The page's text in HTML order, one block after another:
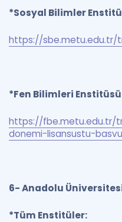
*Sosyal Bilimler
https://sbe.metu.edu.tr/
*Fen Bilimleri
https://fbe.metu.edu.tr/
donemi-lisansustu-
6- Anadolu
*Tüm Enstitüler: